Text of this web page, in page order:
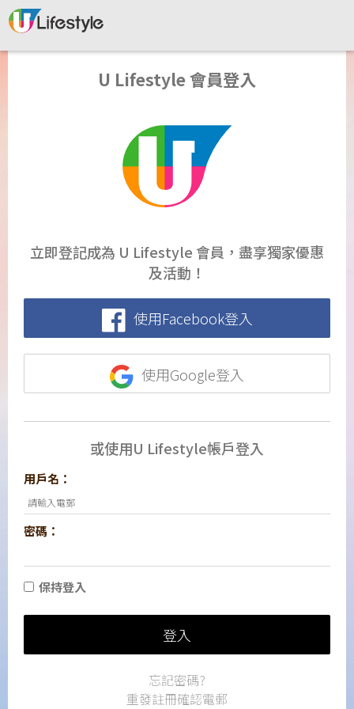
U Lifestyle 會員登入
立即登記成為 U Lifestyle 會員，盡享獨家優惠
及活動！
使用Facebook登入
使用Google登入
或使用U Lifestyle帳戶登入
用戶名：
密碼：
保持登入
登入
忘記密碼?
重發註冊確認電郵